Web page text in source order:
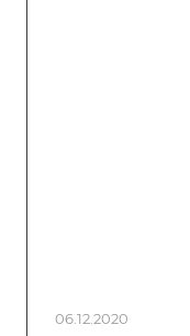
06.12.2020